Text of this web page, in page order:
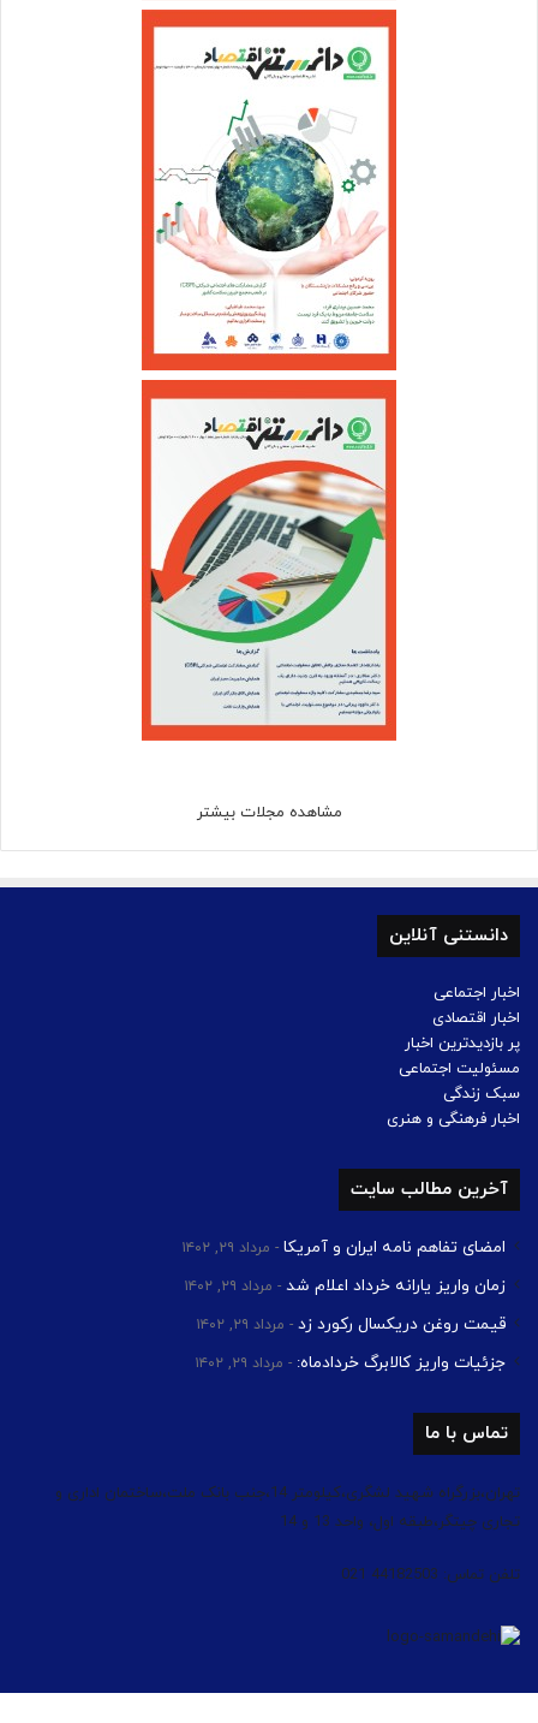
مشاهده مجلات بیشتر
دانستنی آنلاین
اخبار اجتماعی
اخبار اقتصادی
پر بازدیدترین اخبار
مسئولیت اجتماعی
سبک زندگی
اخبار فرهنگی و هنری
آخرین مطالب سایت
امضای تفاهم نامه ایران و آمریکا مرداد ۲۹, ۱۴۰۲
زمان واریز یارانه خرداد اعلام شد مرداد ۲۹, ۱۴۰۲
قیمت روغن دریکسال رکورد زد مرداد ۲۹, ۱۴۰۲
جزئیات واریز کالابرگ خردادماه: مرداد ۲۹, ۱۴۰۲
تماس با ما
تهران،بزرگراه شهید لشگری،کیلومتر 14،جنب بانک ملت،ساختمان اداری و
تجاری چیتگر،طبقه اول، واحد 13 و 14
تلفن تماس: 44182503 021